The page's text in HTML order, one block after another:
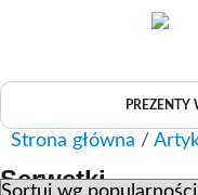
PREZENTY
Strona główna /
Serwetki